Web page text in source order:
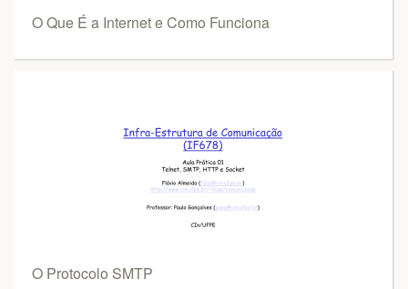
O Que É a Internet e Como Funciona
O Protocolo SMTP